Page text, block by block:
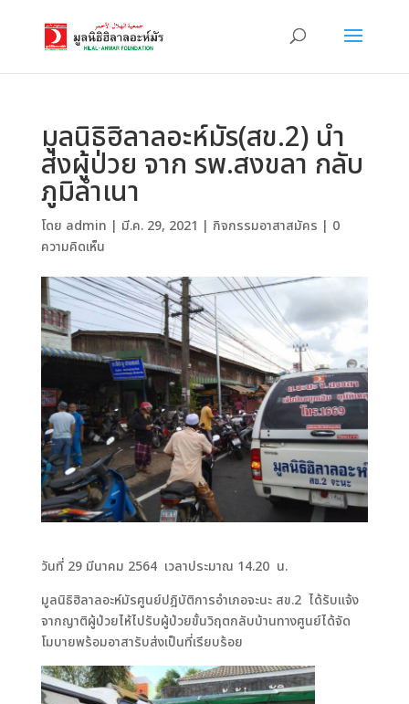
มูลนิธิฮิลาลอะห์มัร(สข.2) นำ
ส่งผู้ป่วย จาก รพ.สงขลา กลับ
ภูมิลำเนา
โดย admin | มี.ค. 29, 2021 | กิจกรรมอาสาสมัคร | 0
ความคิดเห็น
วันที่ 29 มีนาคม 2564 เวลาประมาณ 14.20 น.
มูลนิธิฮิลาลอะห์มัรศูนย์ปฎิบัติการอำเภอจะนะ สข.2 ได้รับแจ้ง
จากญาติผู้ป่วยไห้ไปรับผู้ป่วยขั้นวิฤตกลับบ้านทางศูนย์ได้จัด
โมบายพร้อมอาสารับส่งเป็นที่เรียบร้อย